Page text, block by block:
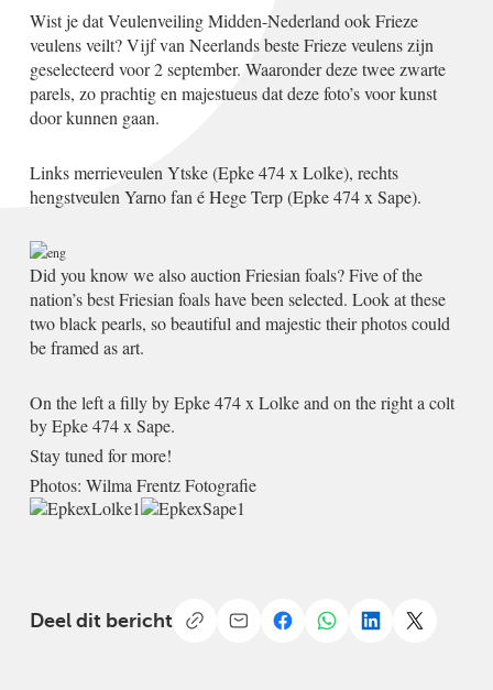
Wist je dat Veulenveiling Midden-Nederland ook Frieze
veulens veilt? Vijf van Neerlands beste Frieze veulens zijn
geselecteerd voor 2 september. Waaronder deze twee zwarte
parels, zo prachtig en majestueus dat deze foto’s voor kunst
door kunnen gaan.
Links merrieveulen Ytske (Epke 474 x Lolke), rechts
hengstveulen Yarno fan é Hege Terp (Epke 474 x Sape).
Did you know we also auction Friesian foals? Five of the
nation’s best Friesian foals have been selected. Look at these
two black pearls, so beautiful and majestic their photos could
be framed as art.
On the left a filly by Epke 474 x Lolke and on the right a colt
by Epke 474 x Sape.
Stay tuned for more!
Photos: Wilma Frentz Fotografie
Deel dit bericht